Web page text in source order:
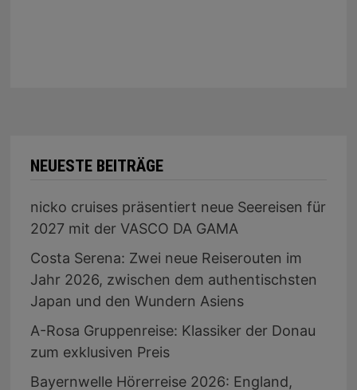
NEUESTE BEITRÄGE
nicko cruises präsentiert neue Seereisen für
2027 mit der VASCO DA GAMA
Costa Serena: Zwei neue Reiserouten im
Jahr 2026, zwischen dem authentischsten
Japan und den Wundern Asiens
A-Rosa Gruppenreise: Klassiker der Donau
zum exklusiven Preis
Bayernwelle Hörerreise 2026: England,